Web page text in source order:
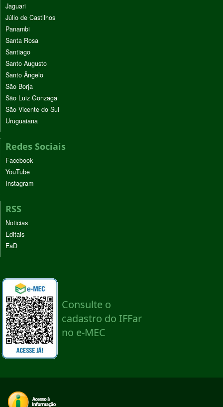
Jaguari
Júlio de Castilhos
Panambi
Santa Rosa
Santiago
Santo Augusto
Santo Ângelo
São Borja
São Luiz Gonzaga
São Vicente do Sul
Uruguaiana
Redes Sociais
Facebook
YouTube
Instagram
RSS
Noticias
Editais
EaD